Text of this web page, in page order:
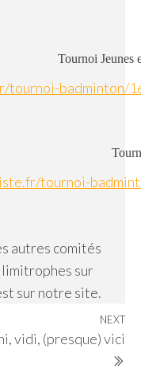
Tournoi Jeunes
tournoi-badminton/
tournoi-
autres comités
sur
sur notre site.
NEXT
vidi, (presque) vici